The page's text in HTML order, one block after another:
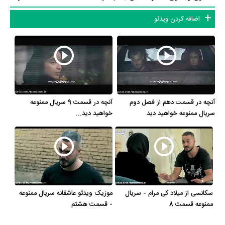
انجام رسید. درحالی‌که پدر خاطره اسدی گارد عجیبی نسبت به حضور
دخترش در سینما داشت، با یک گفتگوی دوساعته با آقای کارگردان رضایتش
را اعلام کرد. خاطره اسدی می‌گوید: «اصولاً پدرم خیلی این کار را دوست
ندارد. ولی الآن هم چیز خاصی درباره آن نمی‌گوید. ضمن اینکه من هم
آن‌چنان پرکار نیستم که بخواهد حساسیت‌برانگیز شود.» به این ترتیب یکی
از دلایل کم‌کاری خانم اسدی اینجا مشخص می‌شود.
ادامه در سینما
خاطره اسدی بعد از آن حضور موفقی در فیلم‌های سینمایی «تقاطع» و
«ستایش» داشت. نقش‌آفرینی‌اش در «هفت دقیقه تا پاییز» با حواشی
زیادی روبه‌رو شد و مشکلات او و علیرضا امینی (کارگردان کار) به رسانه‌ها
کشیده شد. اسدی در سال 1390 حضور متفاوتی در فیلم کمدی «آخرین
سرقت» داشت. او می‌گوید آن فیلم تجربه متفاوتی بود که همیشه دنبالش
اضافه کردن ویدئو
آنچه در قسمت دهم از فصل دوم
سریال ممنوعه خواهید دید
آنچه در قسمت 9 سریال ممنوعه
خواهید دید...
سکانسی از میلاد کی مرام - سریال
ممنوعه قسمت 8
موزیک ویدئو عاشقانه سریال ممنوعه
- قسمت هشتم